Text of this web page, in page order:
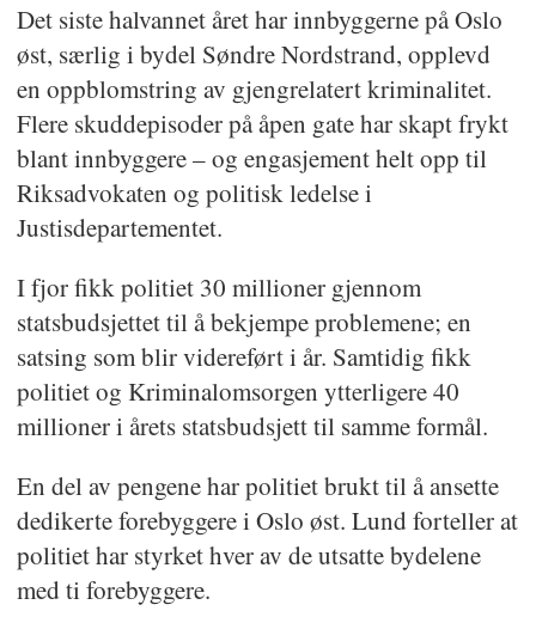
Det siste halvannet året har innbyggerne på Oslo
øst, særlig i bydel Søndre Nordstrand, opplevd
en oppblomstring av gjengrelatert kriminalitet.
Flere skuddepisoder på åpen gate har skapt frykt
blant innbyggere – og engasjement helt opp til
Riksadvokaten og politisk ledelse i
Justisdepartementet.
I fjor fikk politiet 30 millioner gjennom
statsbudsjettet til å bekjempe problemene; en
satsing som blir videreført i år. Samtidig fikk
politiet og Kriminalomsorgen ytterligere 40
millioner i årets statsbudsjett til samme formål.
En del av pengene har politiet brukt til å ansette
dedikerte forebyggere i Oslo øst. Lund forteller at
politiet har styrket hver av de utsatte bydelene
med ti forebyggere.